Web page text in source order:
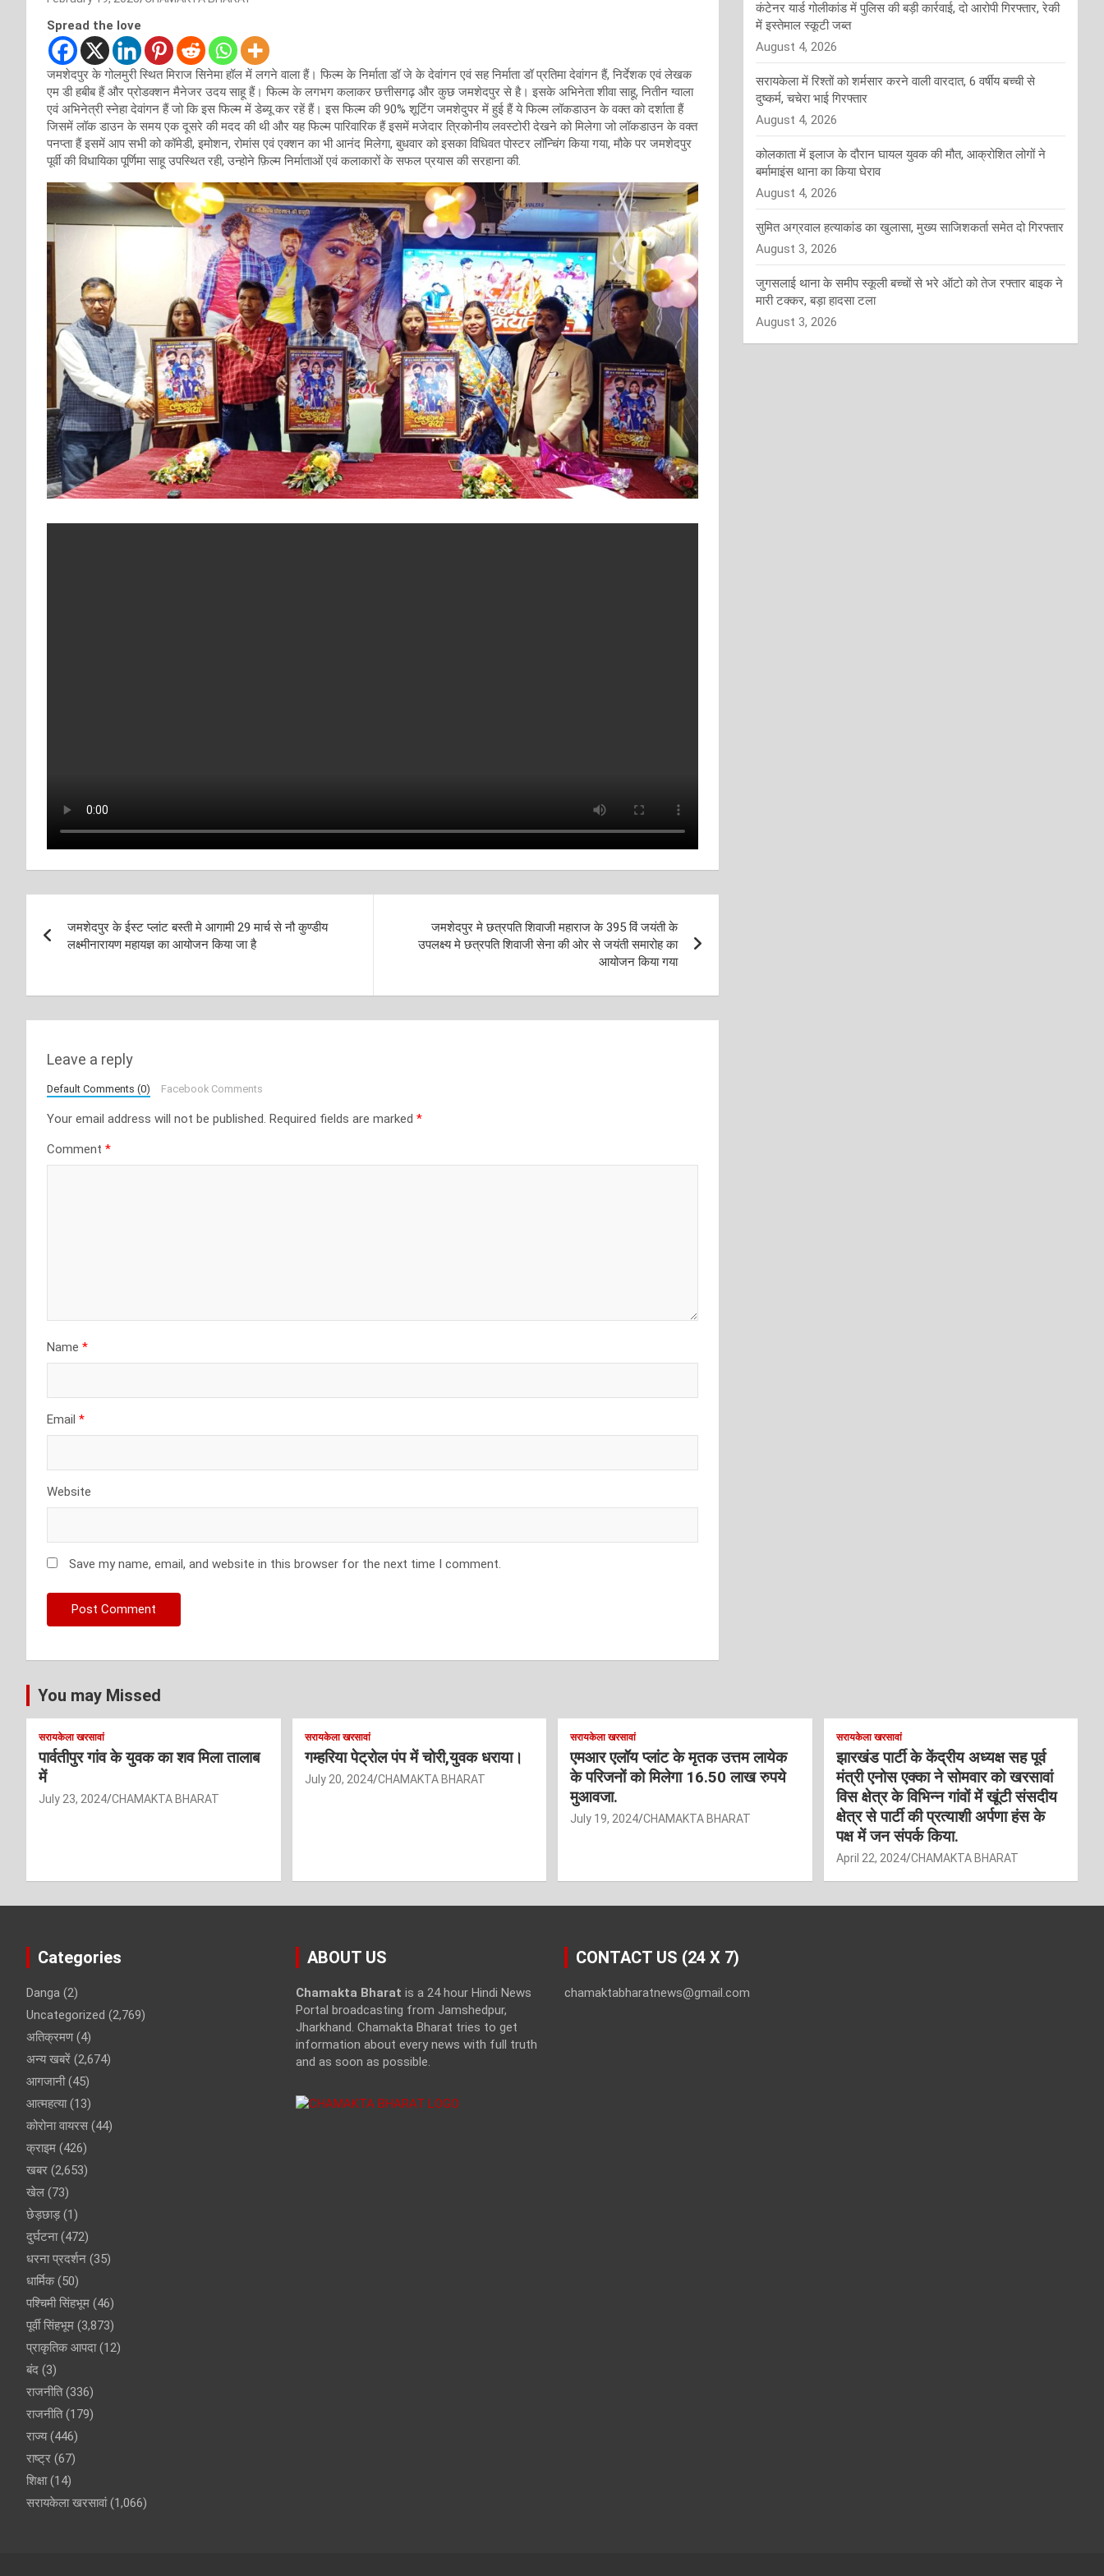
Spread the love
जमशेदपुर के गोलमुरी स्थित मिराज सिनेमा हॉल में लगने वाला हैं। फिल्म के निर्माता डॉ जे के देवांगन एवं सह निर्माता डॉ प्रतिमा देवांगन हैं, निर्देशक एवं लेखक
एम डी हबीब हैं और प्रोडक्शन मैनेजर उदय साहू हैं। फिल्म के लगभग कलाकर छत्तीसगढ़ और कुछ जमशेदपुर से है। इसके अभिनेता शीवा साहू, नितीन ग्वाला
एवं अभिनेत्री स्नेहा देवांगन हैं जो कि इस फिल्म में डेब्यू कर रहें हैं। इस फिल्म की 90% शूटिंग जमशेदुपर में हुई हैं ये फिल्म लॉकडाउन के वक्त को दर्शाता हैं
जिसमें लॉक डाउन के समय एक दूसरे की मदद की थी और यह फिल्म पारिवारिक हैं इसमें मजेदार त्रिकोनीय लवस्टोरी देखने को मिलेगा जो लॉकडाउन के वक्त
पनप्ता हैं इसमें आप सभी को कॉमेडी, इमोशन, रोमांस एवं एक्शन का भी आनंद मिलेगा, बुधवार को इसका विधिवत पोस्टर लॉन्चिंग किया गया, मौके पर जमशेदपुर
पूर्वी की विधायिका पूर्णिमा साहू उपस्थित रही, उन्होने फ़िल्म निर्माताओं एवं कलाकारों के सफल प्रयास की सरहाना की.
navigation
जमशेदपुर के ईस्ट प्लांट बस्ती मे आगामी 29 मार्च से नौ कुण्डीय
लक्ष्मीनारायण महायज्ञ का आयोजन किया जा है
जमशेदपुर मे छत्रपति शिवाजी महाराज के 395 विं जयंती के
उपलक्ष्य मे छत्रपति शिवाजी सेना की ओर से जयंती समारोह का
आयोजन किया गया
Leave a reply
Default Comments (0) Facebook Comments
Your email address will not be published. Required fields are marked *
Comment *
Name *
Email *
Website
Save my name, email, and website in this browser for the next time I comment.
कंटेनर यार्ड गोलीकांड में पुलिस की बड़ी कार्रवाई, दो आरोपी गिरफ्तार, रेकी
में इस्तेमाल स्कूटी जब्त
August 4, 2026
सरायकेला में रिश्तों को शर्मसार करने वाली वारदात, 6 वर्षीय बच्ची से
दुष्कर्म, चचेरा भाई गिरफ्तार
August 4, 2026
कोलकाता में इलाज के दौरान घायल युवक की मौत, आक्रोशित लोगों ने
बर्मामाइंस थाना का किया घेराव
August 4, 2026
सुमित अग्रवाल हत्याकांड का खुलासा, मुख्य साजिशकर्ता समेत दो गिरफ्तार
August 3, 2026
जुगसलाई थाना के समीप स्कूली बच्चों से भरे ऑटो को तेज रफ्तार बाइक ने
मारी टक्कर, बड़ा हादसा टला
August 3, 2026
You may Missed
सरायकेला खरसावां
पार्वतीपुर गांव के युवक का शव मिला तालाब
में
July 23, 2024 CHAMAKTA BHARAT
सरायकेला खरसावां
गम्हरिया पेट्रोल पंप में चोरी,युवक धराया।
July 20, 2024 CHAMAKTA BHARAT
सरायकेला खरसावां
एमआर एलॉय प्लांट के मृतक उत्तम लायेक
के परिजनों को मिलेगा 16.50 लाख रुपये
मुआवजा.
July 19, 2024 CHAMAKTA BHARAT
सरायकेला खरसावां
झारखंड पार्टी के केंद्रीय अध्यक्ष सह पूर्व
मंत्री एनोस एक्का ने सोमवार को खरसावां
विस क्षेत्र के विभिन्न गांवों में खूंटी संसदीय
क्षेत्र से पार्टी की प्रत्याशी अर्पणा हंस के
पक्ष में जन संपर्क किया.
April 22, 2024 CHAMAKTA BHARAT
Categories
Danga (2)
Uncategorized (2,769)
अतिक्रमण(4)
अन्य खबरें (2,674)
आगजानी(45)
आत्महत्या(13)
कोरोना वायरस (44)
क्राइम (426)
खबर (2,653)
खेल (73)
छेड़छाड़(1)
दुर्घटना(472)
धरना प्रदर्शन (35)
धार्मिक(50)
पश्चिमी सिंहभूम (46)
पूर्वी सिंहभूम (3,873)
प्राकृतिक आपदा(12)
बंद (3)
राजनीति(336)
राजनीति(179)
राज्य(446)
राष्ट्र (67)
शिक्षा(14)
सरायकेला खरसावां(1,066)
ABOUT US
Chamakta Bharat is a 24 hour Hindi News
Portal broadcasting from Jamshedpur,
Jharkhand. Chamakta Bharat tries to get
information about every news with full truth
and as soon as possible.
CONTACT US (24 X 7)
chamaktabharatnews@gmail.com